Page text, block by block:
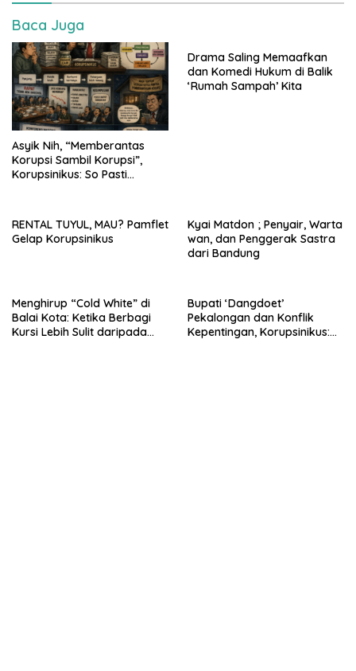
Baca Juga
Asyik Nih, “Memberantas
Korupsi Sambil Korupsi”,
Korupsinikus: So Pasti…
Drama Saling Memaafkan
dan Komedi Hukum di Balik
‘Rumah Sampah’ Kita
RENTAL TUYUL, MAU? Pamflet
Gelap Korupsinikus
Kyai Matdon ; Penyair, Warta
wan, dan Penggerak Sastra
dari Bandung
Menghirup “Cold White” di
Balai Kota: Ketika Berbagi
Kursi Lebih Sulit daripada
Bupati ‘Dangdoet’
Pekalongan dan Konflik
Kepentingan, Korupsinikus: